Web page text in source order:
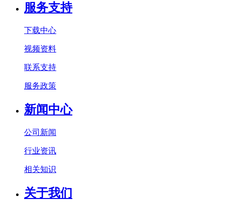
服务支持
下载中心
视频资料
联系支持
服务政策
新闻中心
公司新闻
行业资讯
相关知识
关于我们